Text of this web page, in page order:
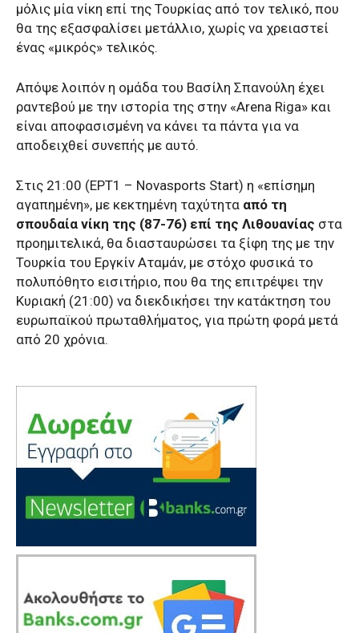
μόλις μία νίκη επί της Τουρκίας από τον τελικό, που
θα της εξασφαλίσει μετάλλιο, χωρίς να χρειαστεί
ένας «μικρός» τελικός.
Απόψε λοιπόν η ομάδα του Βασίλη Σπανούλη έχει
ραντεβού με την ιστορία της στην «Arena Riga» και
είναι αποφασισμένη να κάνει τα πάντα για να
αποδειχθεί συνεπής με αυτό.
Στις 21:00 (ΕΡΤ1 – Novasports Start) η «επίσημη
αγαπημένη», με κεκτημένη ταχύτητα από τη
σπουδαία νίκη της (87-76) επί της Λιθουανίας στα
προημιτελικά, θα διασταυρώσει τα ξίφη της με την
Τουρκία του Εργκίν Αταμάν, με στόχο φυσικά το
πολυπόθητο εισιτήριο, που θα της επιτρέψει την
Κυριακή (21:00) να διεκδικήσει την κατάκτηση του
ευρωπαϊκού πρωταθλήματος, για πρώτη φορά μετά
από 20 χρόνια.